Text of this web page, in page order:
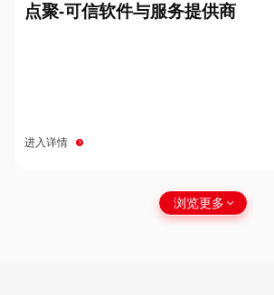
点聚-可信软件与服务提供商
进入详情
浏览更多